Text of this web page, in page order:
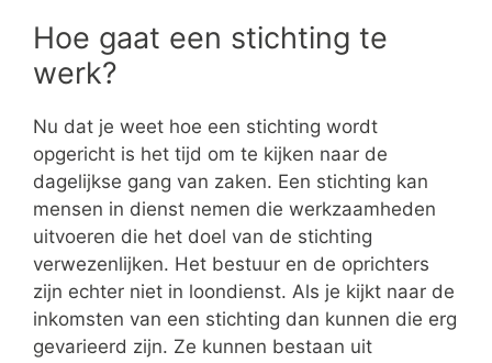
Hoe gaat een stichting te
werk?
Nu dat je weet hoe een stichting wordt
opgericht is het tijd om te kijken naar de
dagelijkse gang van zaken. Een stichting kan
mensen in dienst nemen die werkzaamheden
uitvoeren die het doel van de stichting
verwezenlijken. Het bestuur en de oprichters
zijn echter niet in loondienst. Als je kijkt naar de
inkomsten van een stichting dan kunnen die erg
gevarieerd zijn. Ze kunnen bestaan uit